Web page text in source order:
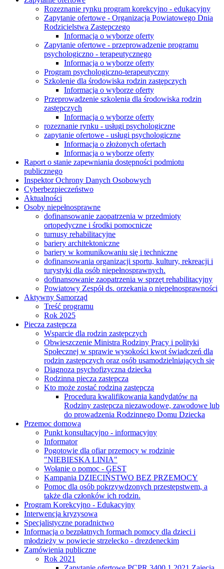
Rozeznanie rynku program korekcyjno - edukacyjny
Zapytanie ofertowe - Organizacja Powiatowego Dnia
Rodzicielstwa Zastępczego
Informacja o wyborze oferty
Zapytanie ofertowe - przeprowadzenie programu
psychologiczno - terapeutycznego
Informacja o wyborze oferty
Program psychologiczno-terapeutyczny
Szkolenie dla środowiska rodzin zastępczych
Informacja o wyborze oferty
Przeprowadzenie szkolenia dla środowiska rodzin
zastępczych
Informacja o wyborze oferty
rozeznanie rynku - usługi psychologiczne
zapytanie ofertowe - usługi psychologiczne
Informacja o złożonych ofertach
Informacja o wyborze oferty
Raport o stanie zapewniania dostępności podmiotu
publicznego
Inspektor Ochrony Danych Osobowych
Cyberbezpieczeństwo
Aktualności
Osoby niepełnosprawne
dofinansowanie zaopatrzenia w przedmioty
ortopedyczne i środki pomocnicze
turnusy rehabilitacyjne
bariery architektoniczne
bariery w komunikowaniu się i techniczne
dofinansowania organizacji sportu, kultury, rekreacji i
turystyki dla osób niepełnosprawnych.
dofinansowanie zaopatrzenia w sprzęt rehabilitacyjny
Powiatowy Zespół ds. orzekania o niepełnosprawności
Aktywny Samorząd
Treść programu
Rok 2025
Piecza zastępcza
Wsparcie dla rodzin zastępczych
Obwieszczenie Ministra Rodziny Pracy i polityki
Społecznej w sprawie wysokości kwot świadczeń dla
rodzin zastępczych oraz osób usamodzielniających się
Diagnoza psychofizyczna dziecka
Rodzinna piecza zastępcza
Kto może zostać rodziną zastępczą
Procedura kwalifikowania kandydatów na
Rodziny zastępcza niezawodowe, zawodowe lub
do prowadzenia Rodzinnego Domu Dziecka
Przemoc domowa
Punkt konsultacyjno - informacyjny
Informator
Pogotowie dla ofiar przemocy w rodzinie
"NIEBIESKA LINIA"
Wołanie o pomoc - GEST
Kampania DZIECIŃSTWO BEZ PRZEMOCY
Pomoc dla osób pokrzywdzonych przestępstwem, a
także dla członków ich rodzin.
Program Korekcyjno - Edukacyjny
Interwencja kryzysowa
Specjalistyczne poradnictwo
Informacja o bezpłatnych formach pomocy dla dzieci i
młodzieży w powiecie strzelecko - drezdeneckim
Zamówienia publiczne
Rok 2021